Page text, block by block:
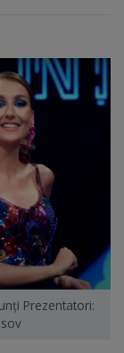
Prezentatori: